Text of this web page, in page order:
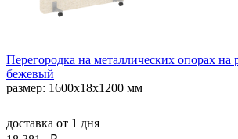
Перегородка на металлических опорах на
бежевый
размер: 1600x18x1200 мм
доставка от 1 дня